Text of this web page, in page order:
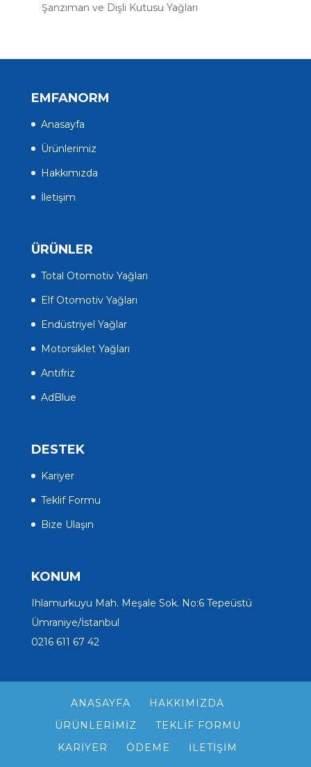
Şanzıman ve Dişli Kutusu Yağları
EMFANORM
Anasayfa
Ürünlerimiz
Hakkımızda
İletişim
ÜRÜNLER
Total Otomotiv Yağları
Elf Otomotiv Yağları
Endüstriyel Yağlar
Motorsiklet Yağları
Antifriz
AdBlue
DESTEK
Kariyer
Teklif Formu
Bize Ulaşın
KONUM
Ihlamurkuyu Mah. Meşale Sok. No:6 Tepeüstü
Ümraniye/İstanbul
0216 611 67 42
ANASAYFA
HAKKIMIZDA
ÜRÜNLERIMIZ
TEKLIF FORMU
KARIYER
ÖDEME İLETIŞIM